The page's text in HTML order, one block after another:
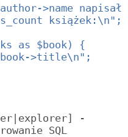
>name napisał
książek:\n";
as $book) {
>title\n";
-
SQL